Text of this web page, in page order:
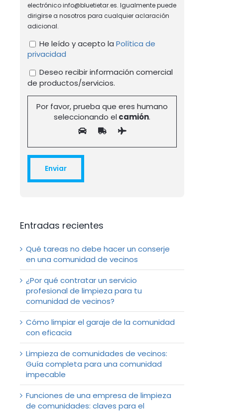
electrónico info@bluetietar.es. Igualmente puede
dirigirse a nosotros para cualquier aclaración
adicional.
He leído y acepto la Política de
privacidad
Deseo recibir información comercial
de productos/servicios.
Por favor, prueba que eres humano
seleccionando el camión.
Entradas recientes
Qué tareas no debe hacer un conserje
en una comunidad de vecinos
¿Por qué contratar un servicio
profesional de limpieza para tu
comunidad de vecinos?
Cómo limpiar el garaje de la comunidad
con eficacia
Limpieza de comunidades de vecinos:
Guía completa para una comunidad
impecable
Funciones de una empresa de limpieza
de comunidades: claves para el